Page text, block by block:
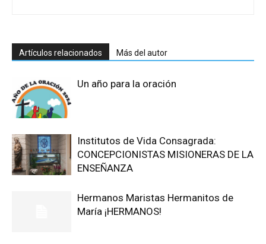
Artículos relacionados Más del autor
Un año para la oración
Institutos de Vida Consagrada:
CONCEPCIONISTAS MISIONERAS DE LA
ENSEÑANZA
Hermanos Maristas Hermanitos de
María ¡HERMANOS!